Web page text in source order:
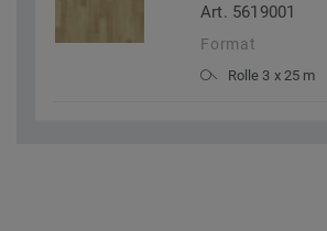
Art. 5619001
Format
Rolle 3 x 25 m